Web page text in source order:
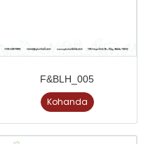
F&BLH_005
Kohanda